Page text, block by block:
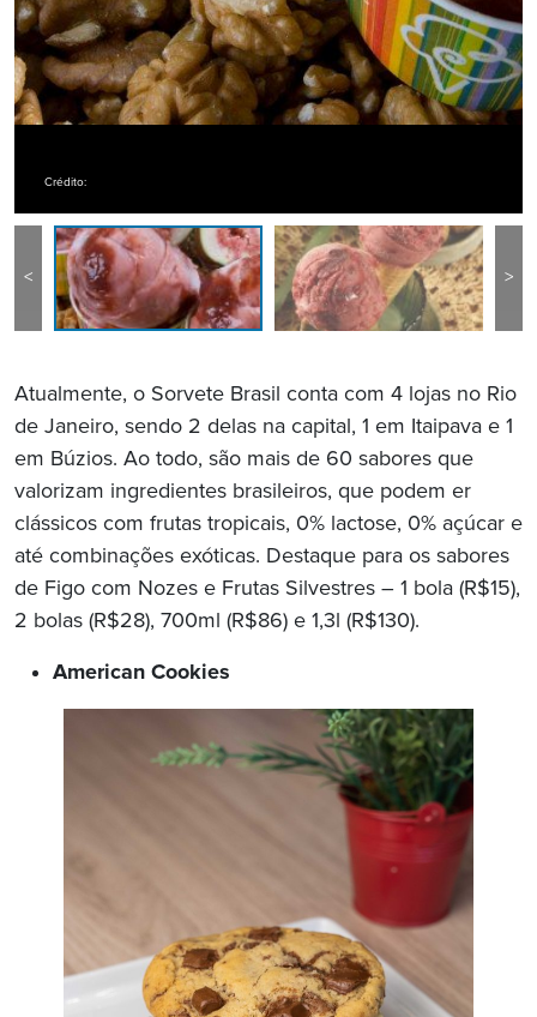
Crédito:
< >
Atualmente, o Sorvete Brasil conta com 4 lojas no Rio
de Janeiro, sendo 2 delas na capital, 1 em Itaipava e 1
em Búzios. Ao todo, são mais de 60 sabores que
valorizam ingredientes brasileiros, que podem er
clássicos com frutas tropicais, 0% lactose, 0% açúcar e
até combinações exóticas. Destaque para os sabores
de Figo com Nozes e Frutas Silvestres – 1 bola (R$15),
2 bolas (R$28), 700ml (R$86) e 1,3l (R$130).
American Cookies